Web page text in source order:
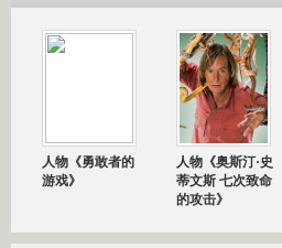
人物《勇敢者的
游戏》
人物《奥斯汀·史
蒂文斯 七次致命
的攻击》